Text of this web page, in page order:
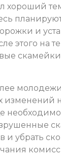
хороший
и
этого на
изменений
и убрать